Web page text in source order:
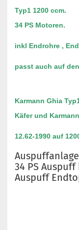
Typ1 1200 ccm.
34 PS Motoren.
inkl Endrohre ,
passt auch auf
Karmann Ghia
Käfer und
12.62-1990 auf
34 PS
Auspuff